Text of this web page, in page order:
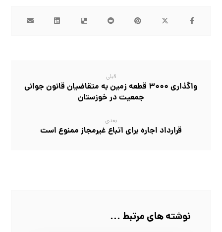
قبلی
واگذاری ۳۰۰۰ قطعه زمین به متقاضیان قانون جوانی
جمعیت در خوزستان
بعدی
قرارداد اجاره برای اتباع غیرمجاز ممنوع است
نوشته های مرتبط ...